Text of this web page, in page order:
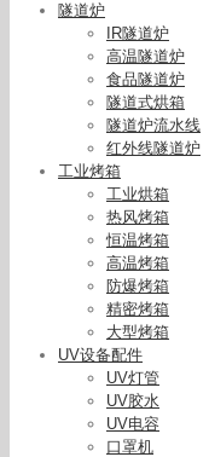
隧道炉
IR隧道炉
高温隧道炉
食品隧道炉
隧道式烘箱
隧道炉流水线
红外线隧道炉
工业烤箱
工业烘箱
热风烤箱
恒温烤箱
高温烤箱
防爆烤箱
精密烤箱
大型烤箱
UV设备配件
UV灯管
UV胶水
UV电容
口罩机